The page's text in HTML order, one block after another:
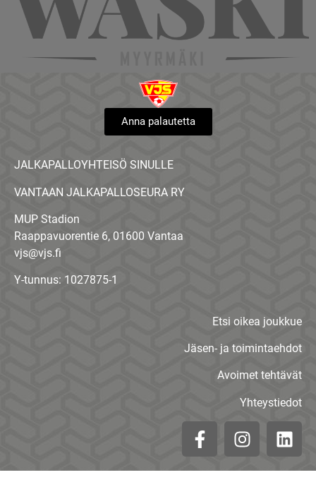
Anna palautetta
JALKAPALLOYHTEISÖ SINULLE
VANTAAN JALKAPALLOSEURA RY
MUP Stadion
Raappavuorentie 6, 01600 Vantaa
vjs@vjs.fi
Y-tunnus: 1027875-1
Etsi oikea joukkue
Jäsen- ja toimintaehdot
Avoimet tehtävät
Yhteystiedot